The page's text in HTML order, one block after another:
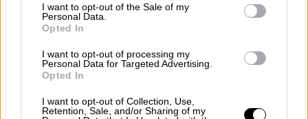
I want to opt-out of the Sale of my
Personal Data.
Opted In
I want to opt-out of processing my
Personal Data for Targeted Advertising.
Opted In
I want to opt-out of Collection, Use,
Retention, Sale, and/or Sharing of my
Suelta y confía
María Comesaña
Votantes y votados